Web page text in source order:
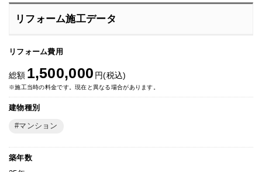
リフォーム施工データ
リフォーム費用
総額 1,500,000 円(税込)
※施工当時の料金です。現在と異なる場合があります。
建物種別
マンション
築年数